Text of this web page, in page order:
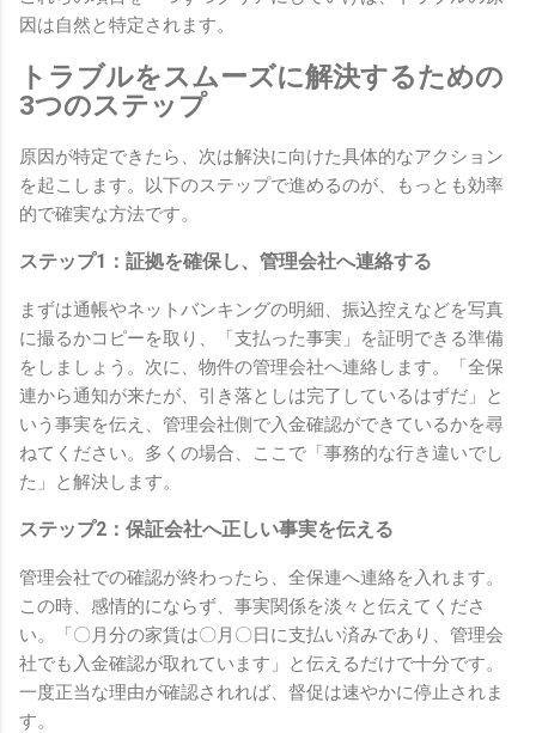
因は自然と特定されます。
トラブルをスムーズに解決するための
3つのステップ
原因が特定できたら、次は解決に向けた具体的なアクション
を起こします。以下のステップで進めるのが、もっとも効率
的で確実な方法です。
ステップ1：証拠を確保し、管理会社へ連絡する
まずは通帳やネットバンキングの明細、振込控えなどを写真
に撮るかコピーを取り、「支払った事実」を証明できる準備
をしましょう。次に、物件の管理会社へ連絡します。「全保
連から通知が来たが、引き落としは完了しているはずだ」と
いう事実を伝え、管理会社側で入金確認ができているかを尋
ねてください。多くの場合、ここで「事務的な行き違いでし
た」と解決します。
ステップ2：保証会社へ正しい事実を伝える
管理会社での確認が終わったら、全保連へ連絡を入れます。
この時、感情的にならず、事実関係を淡々と伝えてくださ
い。「〇月分の家賃は〇月〇日に支払い済みであり、管理会
社でも入金確認が取れています」と伝えるだけで十分です。
一度正当な理由が確認されれば、督促は速やかに停止されま
す。